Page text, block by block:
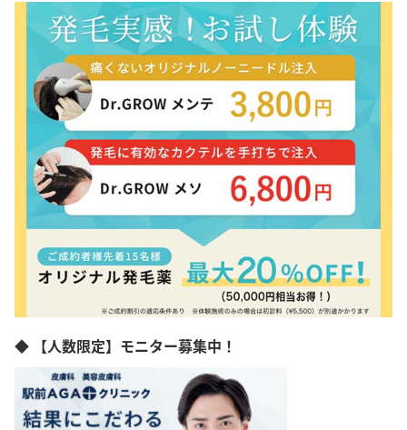
◆ 【人数限定】モニター募集中！